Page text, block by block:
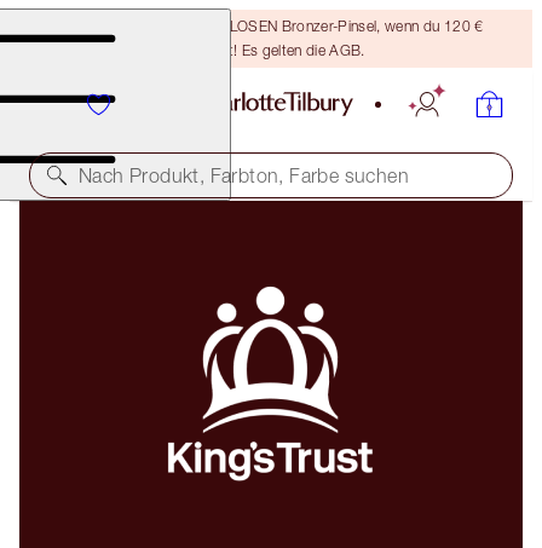
Sichere dir einen KOSTENLOSEN Bronzer-Pinsel, wenn du 120 €
ausgibst! Es gelten die AGB.
Nach Produkt, Farbton, Farbe suchen